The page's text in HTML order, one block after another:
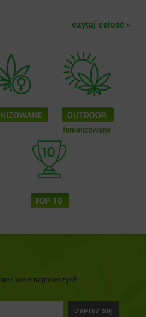
czytaj całość »
o najnowszych
ZAPISZ SIĘ